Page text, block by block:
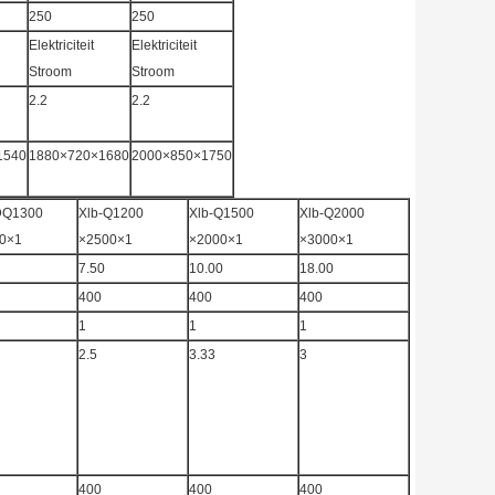
250
250
Elektriciteit
Stroom
Elektriciteit
Stroom
2.2 2.2
1880×720×16802000×850×1750
Xlb-Q1200
×2500×1
Xlb-Q1500
×2000×1
Xlb-Q2000
×3000×1
7.50 10.00
18.00
400 400
400
1 1
1
2.5 3.33 3
400 400
400